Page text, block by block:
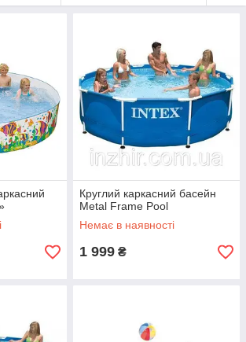
Круглий каркасний басейн
Metal Frame Pool
Немає в наявності
1 999 ₴